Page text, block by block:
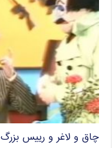
چاق و لاغر و رییس بزرگ ۱۳۶۸